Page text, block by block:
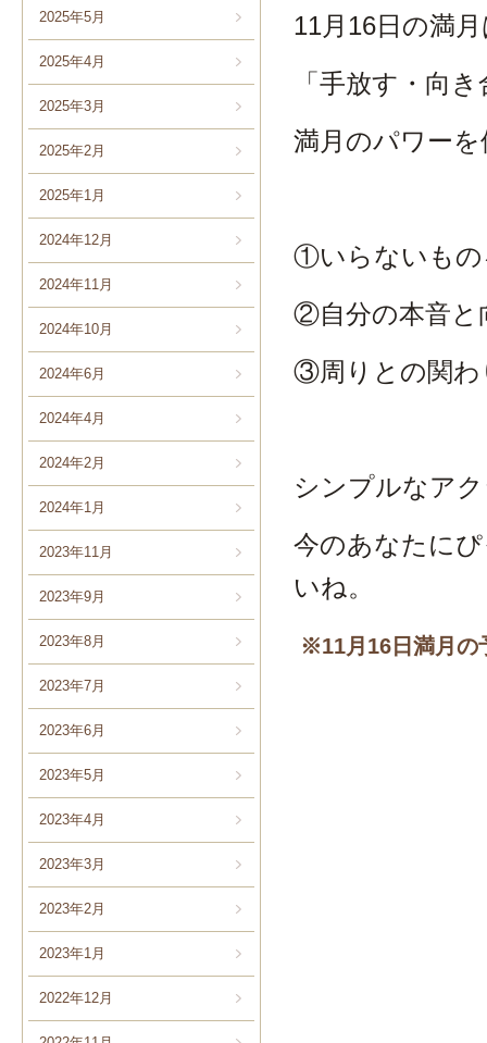
2025年5月
2025年4月
2025年3月
2025年2月
2025年1月
2024年12月
2024年11月
2024年10月
2024年6月
2024年4月
2024年2月
2024年1月
2023年11月
2023年9月
2023年8月
2023年7月
2023年6月
2023年5月
2023年4月
2023年3月
2023年2月
2023年1月
2022年12月
11月16日の満
「手放す・向
満月のパワー
①いらないもの
②自分の本音と
③周りとの関わ
シンプルなア
今のあなたに
いね。
※11月16日満月